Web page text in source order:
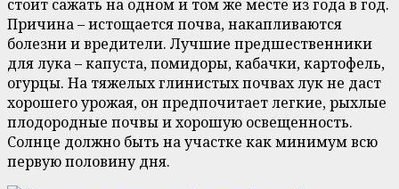
стоит сажать на одном и том же месте из года в год.
Причина – истощается почва, накапливаются
болезни и вредители. Лучшие предшественники
для лука – капуста, помидоры, кабачки, картофель,
огурцы. На тяжелых глинистых почвах лук не даст
хорошего урожая, он предпочитает легкие, рыхлые
плодородные почвы и хорошую освещенность.
Солнце должно быть на участке как минимум всю
первую половину дня.